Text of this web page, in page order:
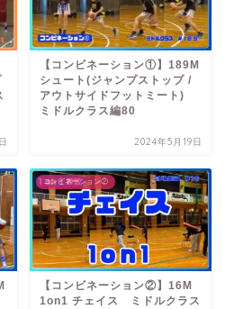
【コンビネーション①】189M
シュート(ジャンプストップ /
アウトサイドフットミート)
ミドルクラス編80
2024年5月19日
コンビネーション②
【コンビネーション②】16M
1on1 チェイス ミドルクラス